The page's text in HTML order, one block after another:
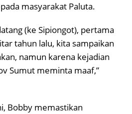
masyarakat Paluta.
(ke Sipiongot), pertama
tahun lalu, kita sampaikan
namun karena kejadian
Sumut meminta maaf,”
Bobby memastikan